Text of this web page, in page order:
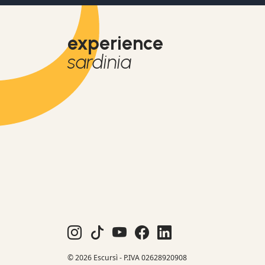
experience
sardinia
© 2026 Escursì - P.IVA 02628920908